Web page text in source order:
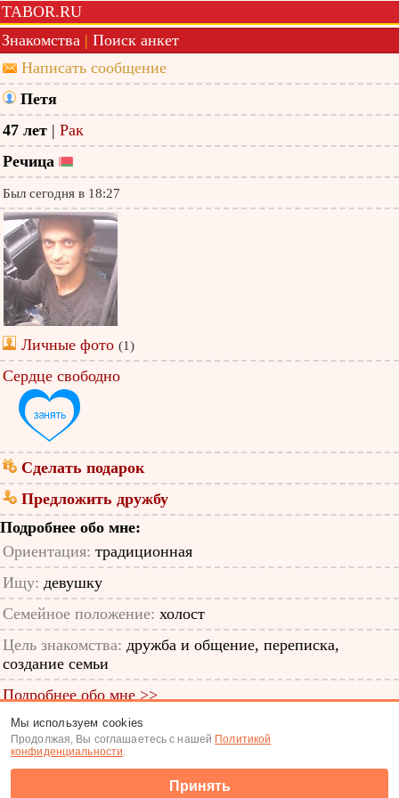
TABOR.RU
Знакомства | Поиск анкет
Написать сообщение
Петя
47 лет | Рак
Речица
Был сегодня в 18:27
Личные фото (1)
Сердце свободно
Сделать подарок
Предложить дружбу
Подробнее обо мне:
Ориентация: традиционная
Ищу: девушку
Семейное положение: холост
Цель знакомства: дружба и общение, переписка,
создание семьи
Подробнее обо мне >>
ID анкеты: 4860484
Знакомства|Поиск анкет
Мы используем cookies
Продолжая, Вы соглашаетесь с нашей Политикой
конфиденциальности.
Принять